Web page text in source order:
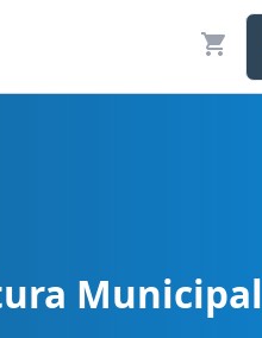
Municipal